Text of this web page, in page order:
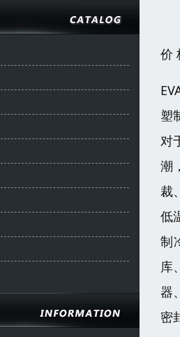
价
塑
对
潮
裁
低
制
库
器
密